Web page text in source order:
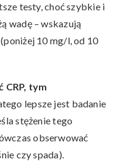
testy, choć szybkie i
wadę – wskazują
10 mg/l, od 10
CRP, tym
lepsze jest badanie
stężenie tego
obserwować
czy spada).